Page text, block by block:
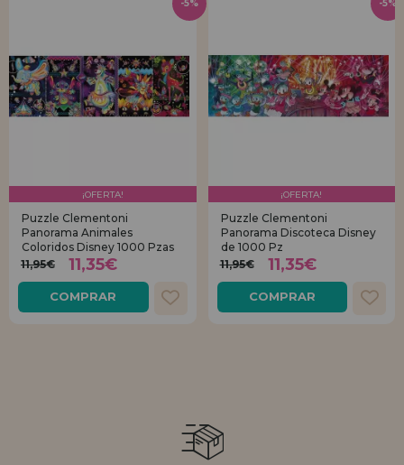
¡OFERTA!
Puzzle Clementoni
Panorama Animales
Coloridos Disney 1000 Pzas
11,95€
11,35€
COMPRAR
-5%
¡OFERTA!
Puzzle Clementoni
Panorama Discoteca Disney
de 1000 Pz
11,95€
11,35€
COMPRAR
-5%